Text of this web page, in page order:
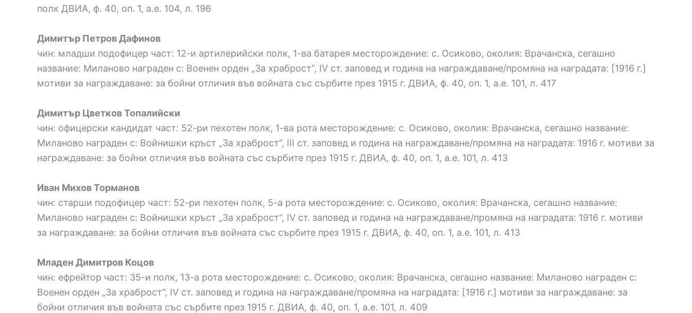
полк ДВИА, ф. 40, оп. 1, а.е. 104, л. 196
Димитър Петров Дафинов
чин: младши подофицер част: 12-и артилерийски полк, 1-ва батарея месторождение: с. Осиково, околия: Врачанска, сегашно
название: Миланово награден с: Военен орден „За храброст“, ІV ст. заповед и година на награждаване/промяна на наградата: [1916 г.]
мотиви за награждаване: за бойни отличия във войната със сърбите през 1915 г. ДВИА, ф. 40, оп. 1, а.е. 101, л. 417
Димитър Цветков Топалийски
чин: офицерски кандидат част: 52-ри пехотен полк, 1-ва рота месторождение: с. Осиково, околия: Врачанска, сегашно название:
Миланово награден с: Войнишки кръст „За храброст“, IІІ ст. заповед и година на награждаване/промяна на наградата: 1916 г. мотиви за
награждаване: за бойни отличия във войната със сърбите през 1915 г. ДВИА, ф. 40, оп. 1, а.е. 101, л. 413
Иван Михов Торманов
чин: старши подофицер част: 52-ри пехотен полк, 5-а рота месторождение: с. Осиково, околия: Врачанска, сегашно название:
Миланово награден с: Войнишки кръст „За храброст“, IV ст. заповед и година на награждаване/промяна на наградата: 1916 г. мотиви
за награждаване: за бойни отличия във войната със сърбите през 1915 г. ДВИА, ф. 40, оп. 1, а.е. 101, л. 413
Младен Димитров Коцов
чин: ефрейтор част: 35-и полк, 13-а рота месторождение: с. Осиково, околия: Врачанска, сегашно название: Миланово награден с:
Военен орден „За храброст“, ІV ст. заповед и година на награждаване/промяна на наградата: [1916 г.] мотиви за награждаване: за
бойни отличия във войната със сърбите през 1915 г. ДВИА, ф. 40, оп. 1, а.е. 101, л. 409